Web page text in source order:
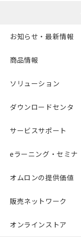
お知らせ・最新情報
商品情報
ソリューション
ダウンロードセンタ
サービスサポート
eラーニング・セミナ
オムロンの提供価値
販売ネットワーク
オンラインストア